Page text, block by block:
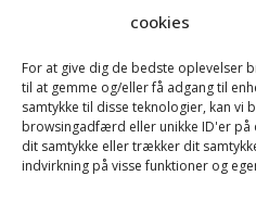
cookies
For at give dig de bedste oplevelser
til at gemme og/eller få adgang til
samtykke til disse teknologier, kan vi
browsingadfærd eller unikke ID'er på
dit samtykke eller trækker dit
indvirkning på visse funktioner og
Tilmeld dig vores
eller nye produkter og tilbud i
Kurser nyhedsbrev
Webshop nyhedsbrev
Gå ikke glip af